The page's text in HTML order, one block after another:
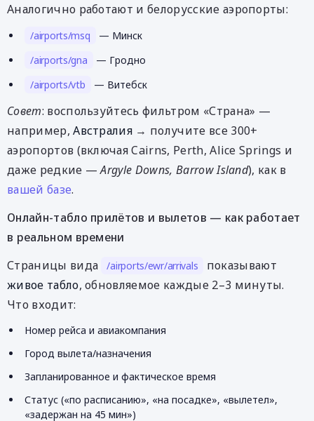
Аналогично работают и белорусские аэропорты:
/airports/msq
— Минск
/airports/gna
— Гродно
/airports/vtb
— Витебск
Совет: воспользуйтесь фильтром «Страна» —
например,Австралия → получите все 300+
аэропортов (включая Cairns, Perth, Alice Springs и
даже редкие —Argyle Downs, Barrow Island), как в
вашей базе.
Онлайн-табло прилётов и вылетов — как работает
в реальном времени
Страницы вида
/airports/ewr/arrivals
показывают
живое табло, обновляемое каждые 2–3 минуты.
Что входит:
Номер рейса и авиакомпания
Город вылета/назначения
Запланированное и фактическое время
Статус («по расписанию», «на посадке», «вылетел»,
«задержан на 45 мин»)